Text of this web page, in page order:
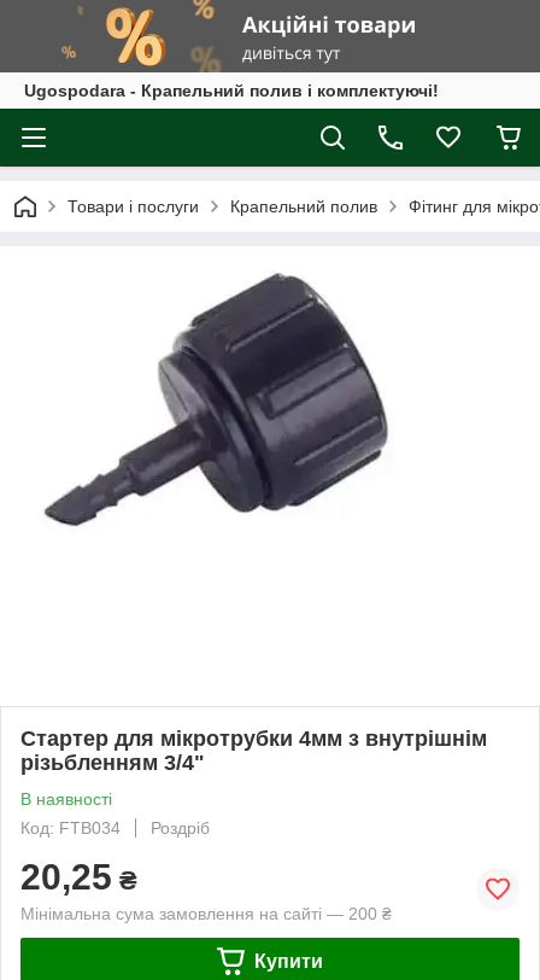
Ugospodara - Крапельний полив і комплектуючі!
Товари і послуги Крапельний полив Фітинг для
Стартер для мікротрубки 4мм з внутрішнім
різьбленням 3/4"
В наявності
Код: FTB034
Роздріб
20,25 ₴
Мінімальна сума замовлення на сайті — 200 ₴
Купити